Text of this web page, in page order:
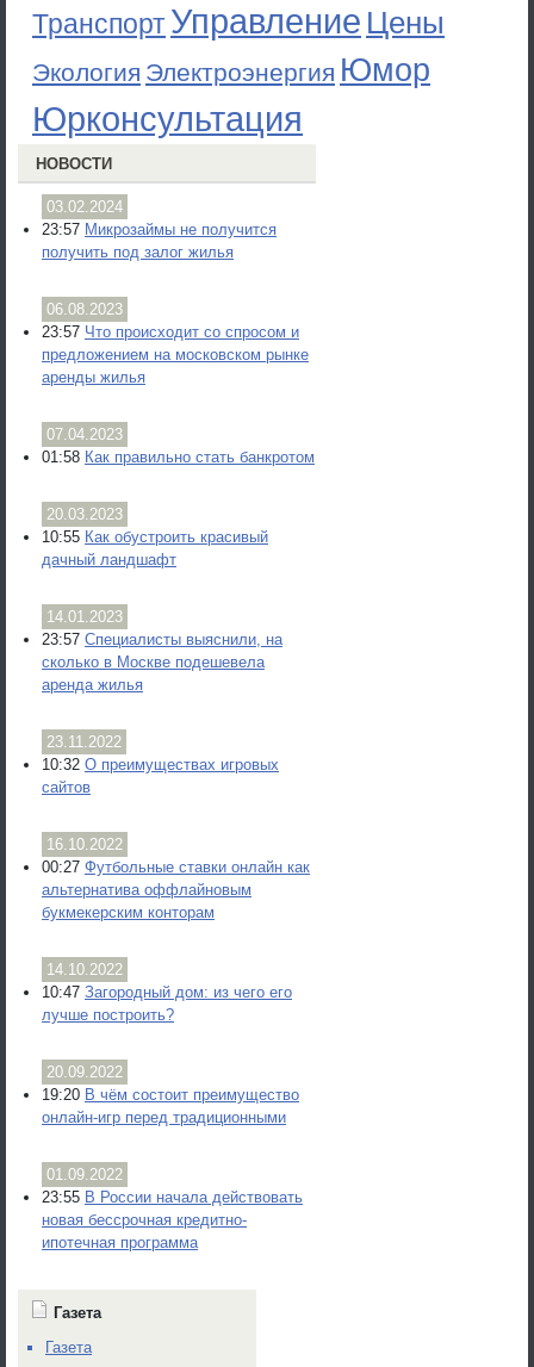
ТранспортУправление Цены
Экология Электроэнергия Юмор
Юрконсультация
НОВОСТИ
03.02.2024
23:57 Микрозаймы не получится
получить под залог жилья
06.08.2023
23:57 Что происходит со спросом и
предложением на московском рынке
аренды жилья
07.04.2023
01:58 Как правильно стать банкротом
20.03.2023
10:55 Как обустроить красивый
дачный ландшафт
14.01.2023
23:57 Специалисты выяснили, на
сколько в Москве подешевела
аренда жилья
23.11.2022
10:32 О преимуществах игровых
сайтов
16.10.2022
00:27 Футбольные ставки онлайн как
альтернатива оффлайновым
букмекерским конторам
14.10.2022
10:47 Загородный дом: из чего его
лучше построить?
20.09.2022
19:20 В чём состоит преимущество
онлайн-игр перед традиционными
01.09.2022
23:55 В России начала действовать
новая бессрочная кредитно-
ипотечная программа
Газета
Газета